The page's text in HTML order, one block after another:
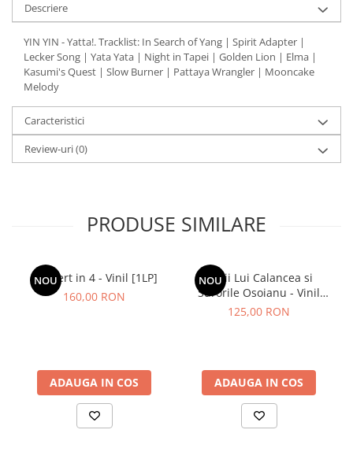
Descriere
YIN YIN - Yatta!. Tracklist: In Search of Yang | Spirit Adapter |
Lecker Song | Yata Yata | Night in Tapei | Golden Lion | Elma |
Kasumi's Quest | Slow Burner | Pattaya Wrangler | Mooncake
Melody
Caracteristici
Review-uri(0)
PRODUSE SIMILARE
NOU
Concert in 4 - Vinil [1LP]
160,00 RON
ADAUGA IN COS
NOU
Lupii Lui Calancea si
Surorile Osoianu - Vinil
[1LP]
125,00 RON
ADAUGA IN COS